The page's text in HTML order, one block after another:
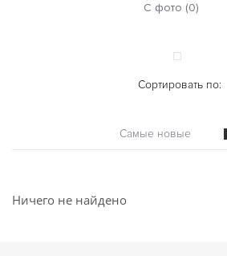
С фото (0)
Сортировать по:
Самые новые
Ничего не найдено